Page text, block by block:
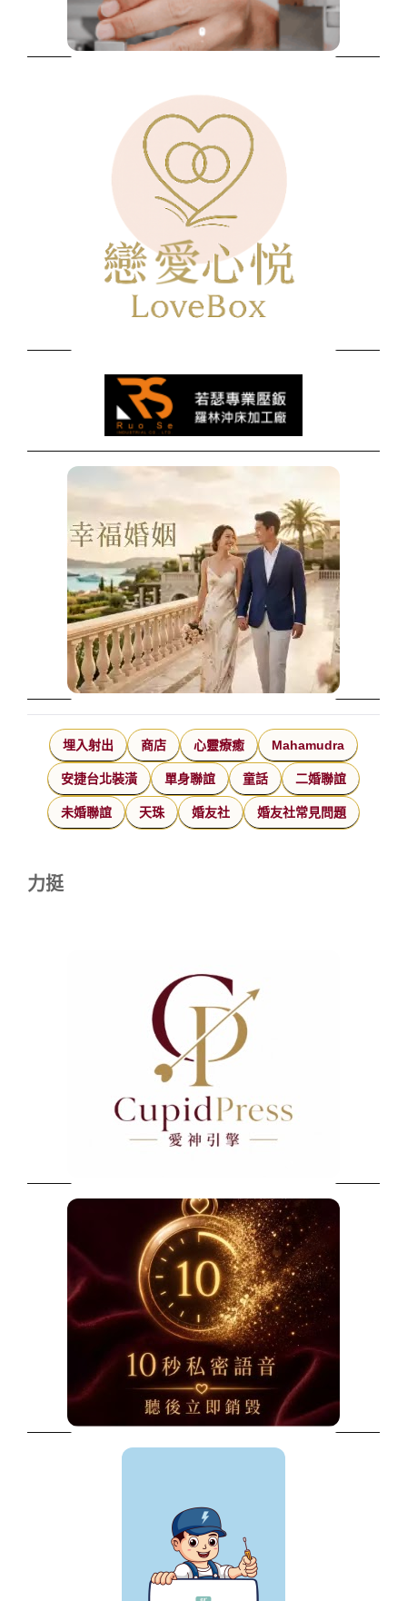
埋入射出 商店 心靈療癒 Mahamudra
安捷台北裝潢 單身聯誼 童話 二婚聯誼
未婚聯誼 天珠 婚友社 婚友社常見問題
力挺